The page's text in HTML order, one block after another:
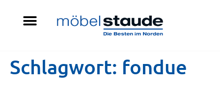
Schlagwort: fondue